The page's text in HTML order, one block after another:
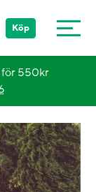
Köp
för 550kr